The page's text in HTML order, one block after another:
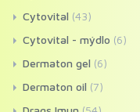
Cytovital (43)
Cytovital - mýdlo (6)
Dermaton gel (6)
Dermaton oil (7)